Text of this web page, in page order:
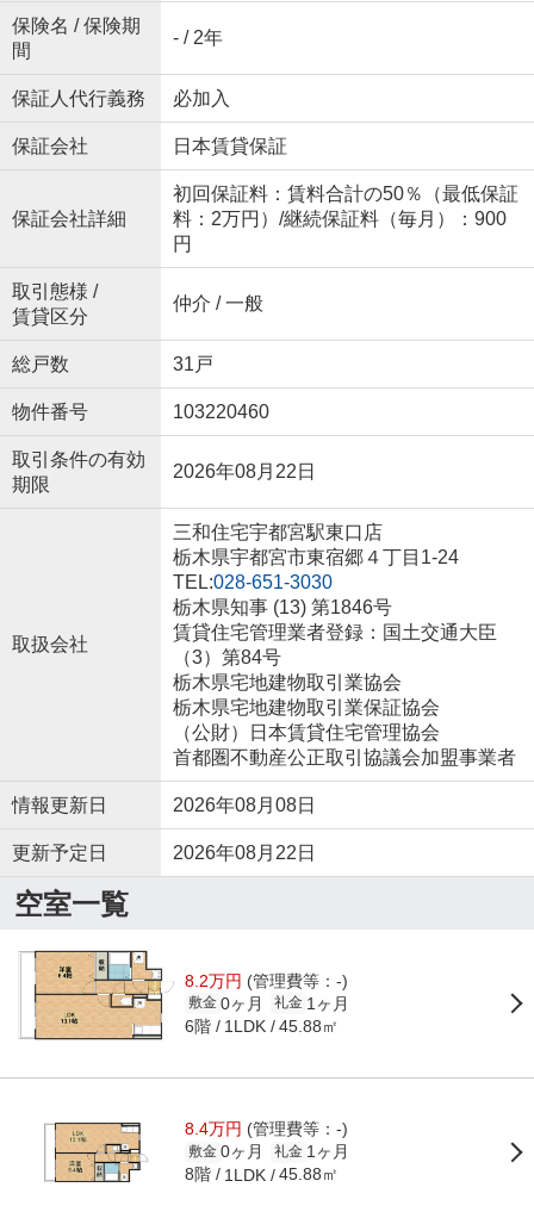
保険名 / 保険期
間
- / 2年
保証人代行義務 必加入
保証会社 日本賃貸保証
保証会社詳細
初回保証料：賃料合計の50％（最低保証
料：2万円）/継続保証料（毎月）：900
円
取引態様 /
賃貸区分
仲介 / 一般
総戸数 31戸
物件番号 103220460
取引条件の有効
期限
2026年08月22日
取扱会社
三和住宅宇都宮駅東口店
栃木県宇都宮市東宿郷４丁目1-24
TEL:028-651-3030
栃木県知事 (13) 第1846号
賃貸住宅管理業者登録：国土交通大臣
（3）第84号
栃木県宅地建物取引業協会
栃木県宅地建物取引業保証協会
（公財）日本賃貸住宅管理協会
首都圏不動産公正取引協議会加盟事業者
情報更新日 2026年08月08日
更新予定日 2026年08月22日
空室一覧
8.2万円 (管理費等：-)
敷金 0ヶ月 礼金 1ヶ月
6階 1LDK 45.88㎡
8.4万円 (管理費等：-)
敷金 0ヶ月 礼金 1ヶ月
8階 1LDK 45.88㎡